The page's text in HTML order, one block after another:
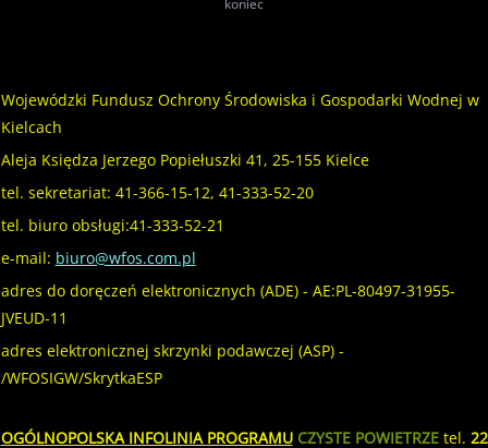
Wojewódzki Fundusz Ochrony Środowiska i Gospodarki Wodnej w
Kielcach
Aleja Księdza Jerzego Popiełuszki 41, 25-155 Kielce
tel. sekretariat: 41-366-15-12, 41-333-52-20
tel. biuro obsługi:41-333-52-21
e-mail: biuro@wfos.com.pl
adres do doręczeń elektronicznych (ADE) - AE:PL-80497-31955-
JVEUD-11
adres elektronicznej skrzynki podawczej (ASP) -
/WFOSIGW/SkrytkaESP
OGÓLNOPOLSKA INFOLINIA PROGRAMUCZYSTE POWIETRZEtel. 22